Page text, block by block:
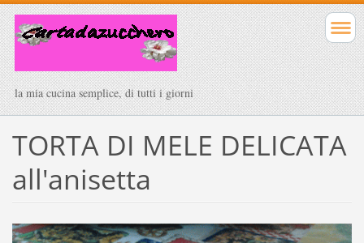
la mia cucina semplice, di tutti i giorni
TORTA DI MELE DELICATA
all'anisetta